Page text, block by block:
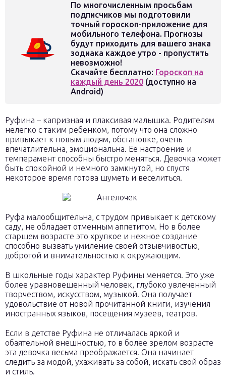
По многочисленным просьбам
подписчиков мы подготовили
точный гороскоп-приложение для
мобильного телефона. Прогнозы
будут приходить для вашего знака
зодиака каждое утро - пропустить
невозможно!
Скачайте бесплатно: Гороскоп на
каждый день 2020 (доступно на
Android)
Руфина – капризная и плаксивая малышка. Родителям
нелегко с таким ребенком, потому что она сложно
привыкает к новым людям, обстановке, очень
впечатлительна, эмоциональна. Ее настроение и
темперамент способны быстро меняться. Девочка может
быть спокойной и немного замкнутой, но спустя
некоторое время готова шуметь и веселиться.
Руфа малообщительна, с трудом привыкает к детскому
саду, не обладает отменным аппетитом. Но в более
старшем возрасте это хрупкое и нежное создание
способно вызвать умиление своей отзывчивостью,
добротой и внимательностью к окружающим.
В школьные годы характер Руфины меняется. Это уже
более уравновешенный человек, глубоко увлеченный
творчеством, искусством, музыкой. Она получает
удовольствие от новой прочитанной книги, изучения
иностранных языков, посещения музеев, театров.
Если в детстве Руфина не отличалась яркой и
обаятельной внешностью, то в более зрелом возрасте
эта девочка весьма преображается. Она начинает
следить за модой, ухаживать за собой, искать свой образ
и стиль.